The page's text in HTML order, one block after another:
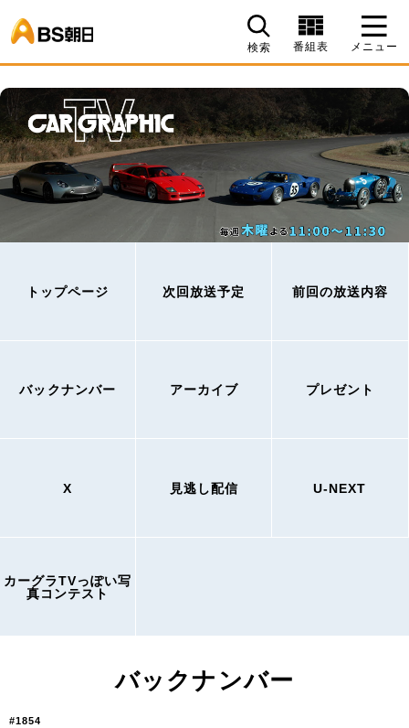
検索 番組表 メニュー
トップページ 次回放送予定 前回の放送内容
バックナンバー アーカイブ プレゼント
X 見逃し配信 U-NEXT
カーグラTVっぽい写
真コンテスト
バックナンバー
#1854